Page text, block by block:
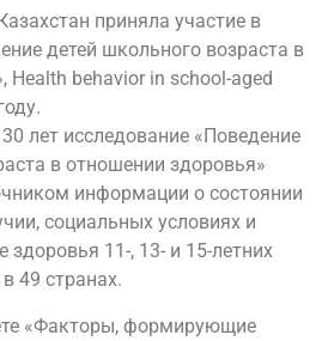
приняла участие в
детей школьного возраста в
Health behavior in school-aged
лет исследование «Поведение
в отношении здоровья»
информации о состоянии
социальных условиях и
здоровья 11-, 13- и 15-летних
49 странах.
«Факторы, формирующие